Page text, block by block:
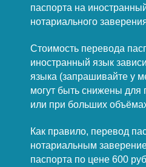
паспорта на
нотариального
Стоимость перевода
иностранный язык
языка (запрашивайте у
могут быть снижены для
или при больших
Как правило, перевод
нотариальным
паспорта по цене 600